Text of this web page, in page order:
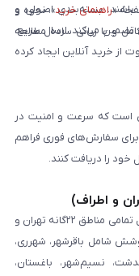
بسته‌بندی اصولی و
تضمین می‌کند. ارسال سریع،
از خرید آنلاین ایجاد کرده
«راهنمای خرید»، نحوه و
و با زبانی ساده مطالعه
است که سرعت و امنیت در
برای سفارش‌های فوری فراهم
را دریافت کنند.
و اطراف)
ارسال از طریق پیک موتوری در گوشی آنلاین شامل تمامی مناطق ۲۲گانه تهران و
شامل باقرشهر، شهرری،
نسیم‌شهر، باغستان،